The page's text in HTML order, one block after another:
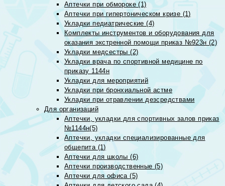
Аптечки при обмороке (1)
Аптечки при гипертоническом кризе (1)
Укладки педиатрические (4)
Комплекты инструментов и оборудования для
оказания экстренной помощи приказ №923н (2)
Укладки медсестры (2)
Укладки врача по спортивной медицине по
приказу 1144н
Укладки для мероприятий
Укладки при бронхиальной астме
Укладки при отравлении дезсредствами
Для организаций
Аптечки, укладки для спортивных залов приказ
№1144н(5)
Аптечки, укладки специализированные для
общепита (1)
Аптечки для школы (6)
Аптечки производственные (5)
Аптечки для офиса (5)